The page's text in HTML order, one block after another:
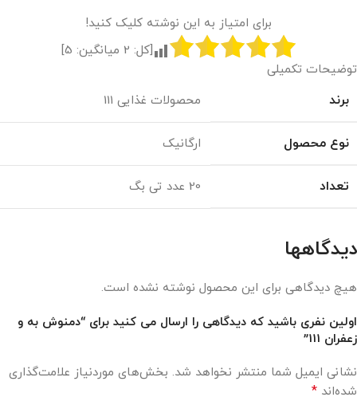
برای امتیاز به این نوشته کلیک کنید!
[کل: 2 میانگین: 5
]
توضیحات تکمیلی
برند محصولات غذایی 111
نوع محصول ارگانیک
تعداد 20 عدد تی بگ
دیدگاهها
هیچ دیدگاهی برای این محصول نوشته نشده است.
اولین نفری باشید که دیدگاهی را ارسال می کنید برای “دمنوش به و
زعفران 111”
نشانی ایمیل شما منتشر نخواهد شد. بخش‌های موردنیاز علامت‌گذاری
شده‌اند *